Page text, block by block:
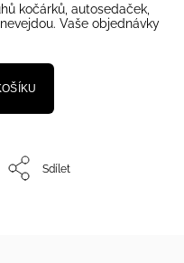
kočárků, autosedaček,
Vaše objednávky
Sdílet